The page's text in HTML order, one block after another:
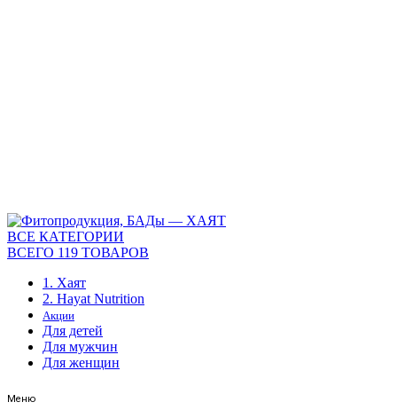
ВСЕ КАТЕГОРИИ
ВСЕГО 119 ТОВАРОВ
1. Хаят
2. Hayat Nutrition
Акции
Для детей
Для мужчин
Для женщин
Меню